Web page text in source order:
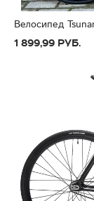
Велосипед
1 899,99 руб.